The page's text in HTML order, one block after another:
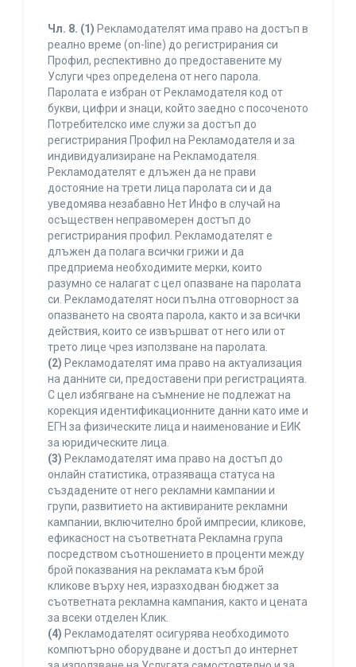
Чл. 8. (1) Рекламодателят има право на достъп в
реално време (on-line) до регистрирания си
Профил, респективно до предоставените му
Услуги чрез определена от него парола.
Паролата е избран от Рекламодателя код от
букви, цифри и знаци, който заедно с посоченото
Потребителско име служи за достъп до
регистрирания Профил на Рекламодателя и за
индивидуализиране на Рекламодателя.
Рекламодателят е длъжен да не прави
достояние на трети лица паролата си и да
уведомява незабавно Нет Инфо в случай на
осъществен неправомерен достъп до
регистрирания профил. Рекламодателят е
длъжен да полага всички грижи и да
предприема необходимите мерки, които
разумно се налагат с цел опазване на паролата
си. Рекламодателят носи пълна отговорност за
опазването на своята парола, както и за всички
действия, които се извършват от него или от
трето лице чрез използване на паролата.
(2) Рекламодателят има право на актуализация
на данните си, предоставени при регистрацията.
С цел избягване на съмнение не подлежат на
корекция идентификационните данни като име и
ЕГН за физическите лица и наименование и ЕИК
за юридическите лица.
(3) Рекламодателят има право на достъп до
онлайн статистика, отразяваща статуса на
създадените от него рекламни кампании и
групи, развитието на активираните рекламни
кампании, включително брой импресии, кликове,
ефикасност на съответната Рекламна група
посредством съотношението в проценти между
брой показвания на рекламата към брой
кликове върху нея, изразходван бюджет за
съответната рекламна кампания, както и цената
за всеки отделен Клик.
(4) Рекламодателят осигурява необходимото
компютърно оборудване и достъп до интернет